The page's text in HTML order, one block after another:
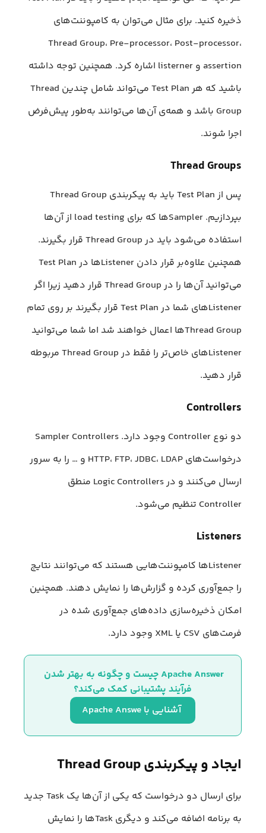
ذخیره کنید. برای مثال می‌توان به کامپوننت‌های
Thread Group، Pre-processor، Post-processor،
assertion و listerner اشاره کرد. همچنین توجه داشته
باشید که هر Test Plan می‌تواند شامل چندین Thread
Group باشد و همه‌ی آن‌ها می‌توانند به‌طور پیش‌فرض
اجرا شوند.
Thread Groups
پس از Test Plan باید به پیکربندی Thread Group
بپردازیم. Samplerها که برای load testing از آن‌ها
استفاده می‌شود باید در Thread Group قرار بگیرند.
همچنین علاوه‌بر قرار دادن Listenerها در Test Plan
می‌توانید آن‌ها را در Thread Group قرار دهید زیرا اگر
Listenerهای شما در Test Plan قرار بگیرند بر روی تمام
Thread Groupها اعمال خواهند شد اما شما می‌توانید
Listenerهای خاص‌تر را فقط در Thread Group مربوطه
قرار دهید.
Controllers
دو نوع Controller وجود دارد. Sampler Controllers
درخواست‌های HTTP، FTP، JDBC، LDAP و … را به سرور
ارسال می‌کنند و در Logic Controllers منطق
Controller تنظیم می‌شود.
Listeners
Listenerها کامپوننت‌هایی هستند که می‌توانند نتایج
را جمع‌آوری کرده و گزارش‌ها را نمایش دهند. همچنین
امکان ذخیره‌سازی داده‌های جمع‌آوری شده در
فرمت‌‌های CSV یا XML وجود دارد.
Apache Answer چیست و چگونه به بهتر شدن
فرآیند پشتیبانی کمک می‌کند؟
آشنایی با Apache Answe
ایجاد و پیکربندی Thread Group
برای ارسال دو درخواست که یکی از آن‌ها یک Task جدید
به برنامه اضافه می‌کند و دیگری Taskها را نمایش